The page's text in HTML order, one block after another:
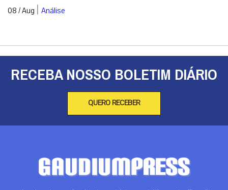
08 / Aug | Análise
RECEBA NOSSO BOLETIM DIÁRIO
QUERO RECEBER